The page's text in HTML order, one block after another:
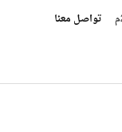
تواصل معنا